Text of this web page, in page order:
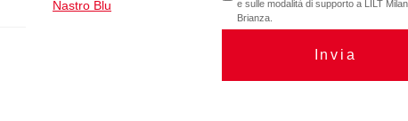
Nastro Blu
e sulle modalità di supporto a LILT
Brianza.
Invia